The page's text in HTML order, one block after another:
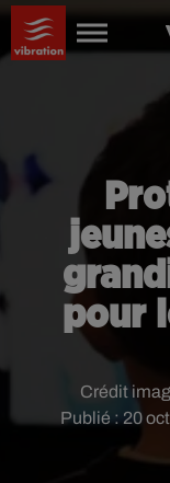
pour
Publié : 20
Crédit